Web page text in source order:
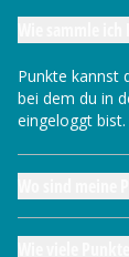
Punkte kannst
bei dem du in
eingeloggt bist.